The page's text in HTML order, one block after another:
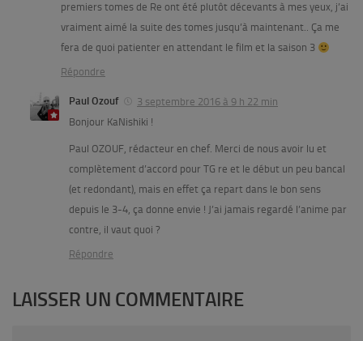
premiers tomes de Re ont été plutôt décevants à mes yeux, j’ai
vraiment aimé la suite des tomes jusqu’à maintenant.. Ça me
fera de quoi patienter en attendant le film et la saison 3
Répondre
Paul Ozouf
3 septembre 2016 à 9 h 22 min
Bonjour KaNishiki !
Paul OZOUF, rédacteur en chef. Merci de nous avoir lu et
complètement d’accord pour TG re et le début un peu bancal
(et redondant), mais en effet ça repart dans le bon sens
depuis le 3-4, ça donne envie ! J’ai jamais regardé l’anime par
contre, il vaut quoi ?
Répondre
LAISSER UN COMMENTAIRE